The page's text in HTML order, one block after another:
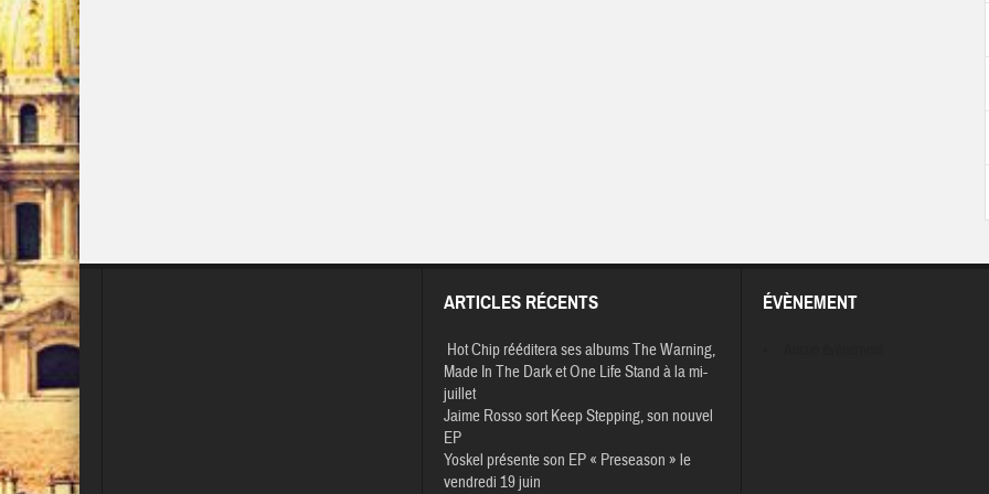
ARTICLES RÉCENTS
Hot Chip rééditera ses albums The Warning,
Made In The Dark et One Life Stand à la mi-
juillet
Jaime Rosso sort Keep Stepping, son nouvel
EP
Yoskel présente son EP « Preseason » le
vendredi 19 juin
ÉVÈNEMENT